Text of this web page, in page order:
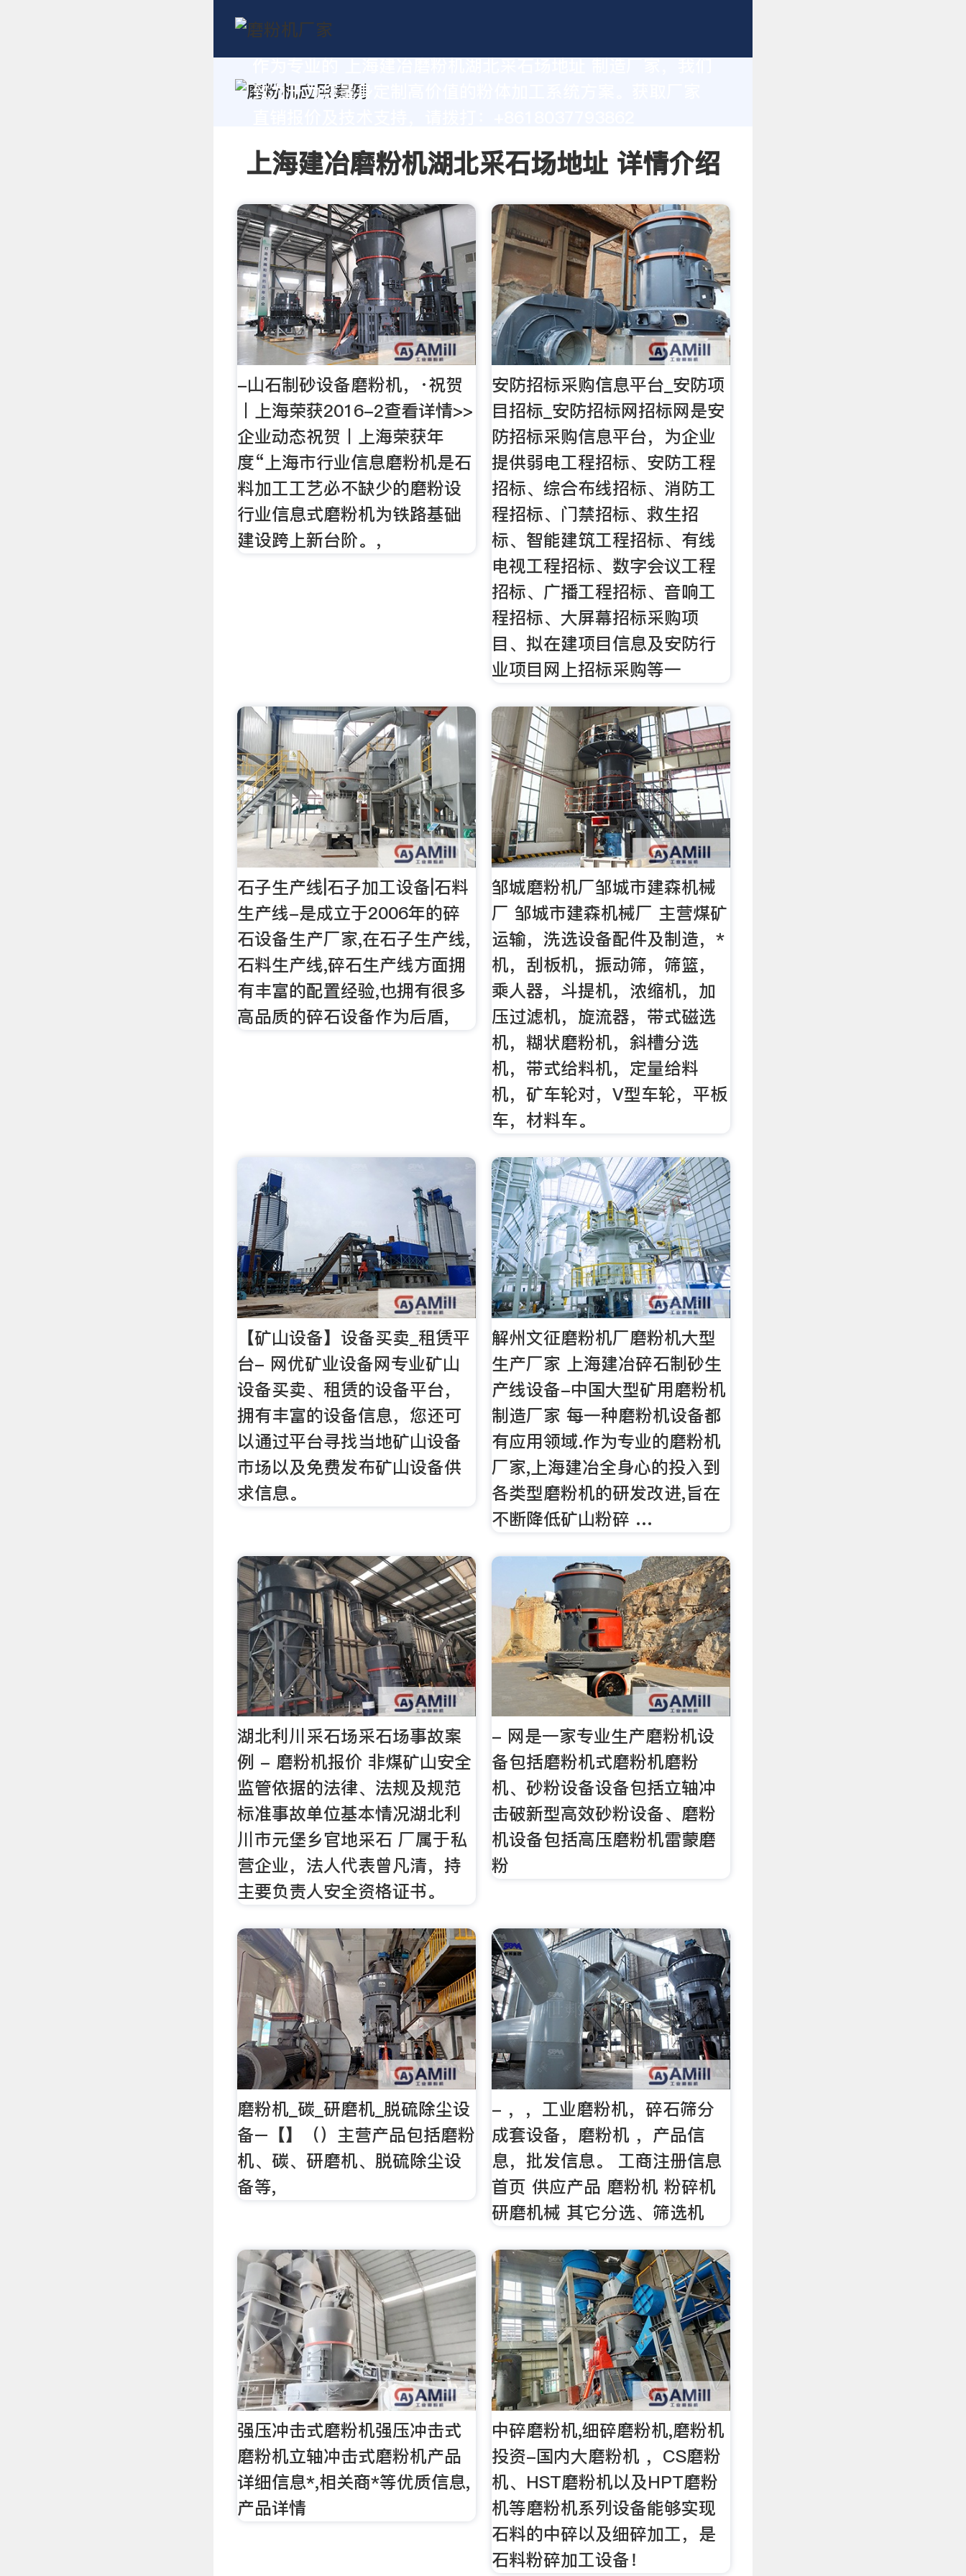
致力于为您量身定制高价值的粉体加工系统方案。获取厂家
上海建冶磨粉机湖北采石场地址 详情介绍
-山石制砂设备磨粉机，·祝贺
丨上海荣获2016-2查看详情>>
企业动态祝贺丨上海荣获年
度“上海市行业信息磨粉机是石
料加工工艺必不缺少的磨粉设
行业信息式磨粉机为铁路基础
建设跨上新台阶。，
安防招标采购信息平台_安防项
目招标_安防招标网招标网是安
防招标采购信息平台，为企业
提供弱电工程招标、安防工程
招标、综合布线招标、消防工
程招标、门禁招标、救生招
标、智能建筑工程招标、有线
电视工程招标、数字会议工程
招标、广播工程招标、音响工
程招标、大屏幕招标采购项
目、拟在建项目信息及安防行
业项目网上招标采购等一
石子生产线|石子加工设备|石料
生产线-是成立于2006年的碎
石设备生产厂家,在石子生产线,
石料生产线,碎石生产线方面拥
有丰富的配置经验,也拥有很多
高品质的碎石设备作为后盾,
邹城磨粉机厂邹城市建森机械
厂 邹城市建森机械厂 主营煤矿
运输，洗选设备配件及制造，*
机，刮板机，振动筛，筛篮，
乘人器，斗提机，浓缩机，加
压过滤机，旋流器，带式磁选
机，糊状磨粉机，斜槽分选
机，带式给料机，定量给料
机，矿车轮对，V型车轮，平板
车，材料车。
【矿山设备】设备买卖_租赁平
台- 网优矿业设备网专业矿山
设备买卖、租赁的设备平台，
拥有丰富的设备信息，您还可
以通过平台寻找当地矿山设备
市场以及免费发布矿山设备供
求信息。
解州文征磨粉机厂磨粉机大型
生产厂家 上海建冶碎石制砂生
产线设备-中国大型矿用磨粉机
制造厂家 每一种磨粉机设备都
有应用领域.作为专业的磨粉机
厂家,上海建冶全身心的投入到
各类型磨粉机的研发改进,旨在
不断降低矿山粉碎 …
湖北利川采石场采石场事故案
例 - 磨粉机报价 非煤矿山安全
监管依据的法律、法规及规范
标准事故单位基本情况湖北利
川市元堡乡官地采石 厂属于私
营企业，法人代表曾凡清，持
主要负责人安全资格证书。
- 网是一家专业生产磨粉机设
备包括磨粉机式磨粉机磨粉
机、砂粉设备设备包括立轴冲
击破新型高效砂粉设备、磨粉
机设备包括高压磨粉机雷蒙磨
粉
磨粉机_碳_研磨机_脱硫除尘设
备–【】（）主营产品包括磨粉
机、碳、研磨机、脱硫除尘设
备等,
- ，，工业磨粉机，碎石筛分
成套设备，磨粉机 ，产品信
息，批发信息。 工商注册信息
首页 供应产品 磨粉机 粉碎机
研磨机械 其它分选、筛选机
强压冲击式磨粉机强压冲击式
磨粉机立轴冲击式磨粉机产品
详细信息*,相关商*等优质信息,
产品详情
中碎磨粉机,细碎磨粉机,磨粉机
投资-国内大磨粉机 ，CS磨粉
机、HST磨粉机以及HPT磨粉
机等磨粉机系列设备能够实现
石料的中碎以及细碎加工，是
石料粉碎加工设备！